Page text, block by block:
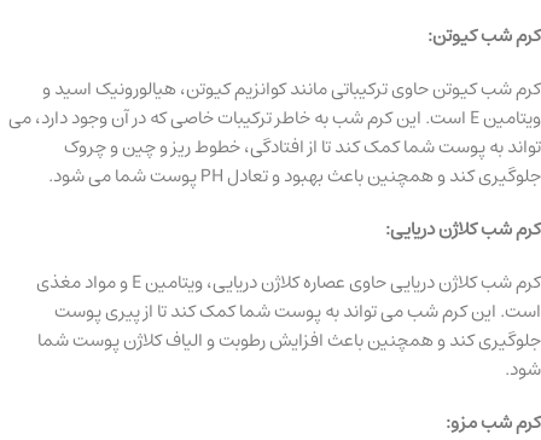
کرم شب کیوتن:
کرم شب کیوتن حاوی ترکیباتی مانند کوانزیم کیوتن، هیالورونیک اسید و
ویتامین E است. این کرم شب به خاطر ترکیبات خاصی که در آن وجود دارد، می
تواند به پوست شما کمک کند تا از افتادگی، خطوط ریز و چین و چروک
جلوگیری کند و همچنین باعث بهبود و تعادل PH پوست شما می شود.
کرم شب کلاژن دریایی:
کرم شب کلاژن دریایی حاوی عصاره کلاژن دریایی، ویتامین E و مواد مغذی
است. این کرم شب می تواند به پوست شما کمک کند تا از پیری پوست
جلوگیری کند و همچنین باعث افزایش رطوبت و الیاف کلاژن پوست شما
شود.
کرم شب مزو: